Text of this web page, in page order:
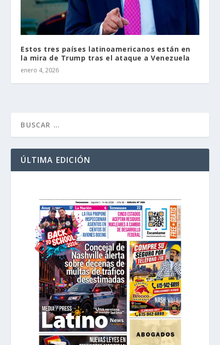
Estos tres países latinoamericanos están en
la mira de Trump tras el ataque a Venezuela
enero 4, 2026
ÚLTIMA EDICIÓN